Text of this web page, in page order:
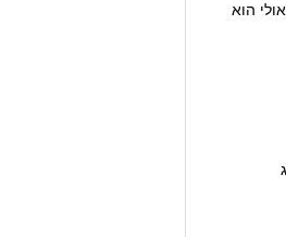
הוא